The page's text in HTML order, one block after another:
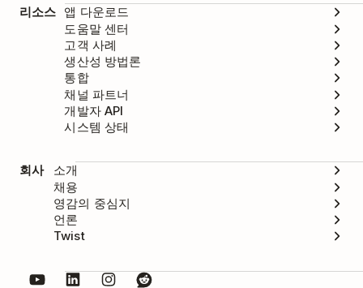
리소스 앱 다운로드
도움말 센터
고객 사례
생산성 방법론
통합
채널 파트너
개발자 API
시스템 상태
회사
소개
채용
영감의 중심지
언론
Twist